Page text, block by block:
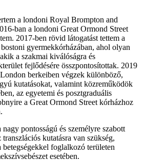
a londoni Royal Brompton and
ban a londoni Great Ormond Street
2017-ben rövid látogatást tettem a
gyermekkórházában, ahol olyan
a szakmai kiválóságra és
fejlődésére összpontosítottak. 2019
berkeiben végzek különböző,
kutatásokat, valamint közreműködök
az egyetemi és posztgraduális
a Great Ormond Street kórházhoz
pontosságú és személyre szabott
kutatásra van szükség,
foglalkozó területen
esetében.